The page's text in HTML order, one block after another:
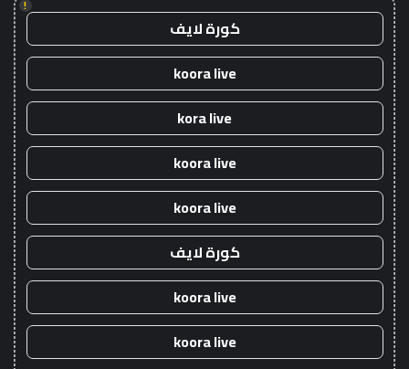
!
كورة لايف
koora live
kora live
koora live
koora live
كورة لايف
koora live
koora live